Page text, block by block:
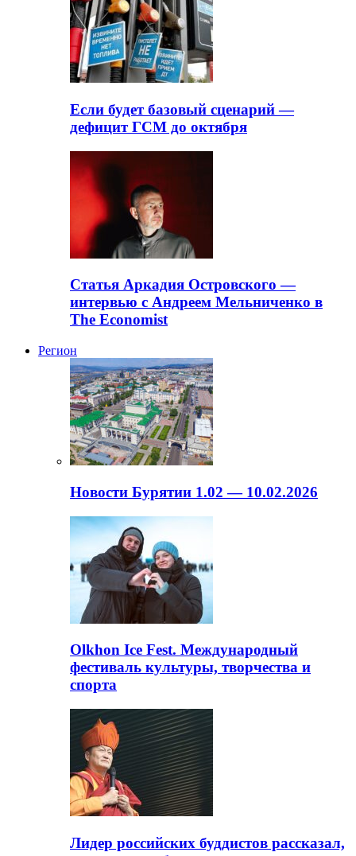
Если будет базовый сценарий —
дефицит ГСМ до октября
Статья Аркадия Островского —
интервью с Андреем Мельниченко в
The Economist
Регион
Новости Бурятии 1.02 — 10.02.2026
Olkhon Ice Fest. Международный
фестиваль культуры, творчества и
спорта
Лидер российских буддистов рассказал,